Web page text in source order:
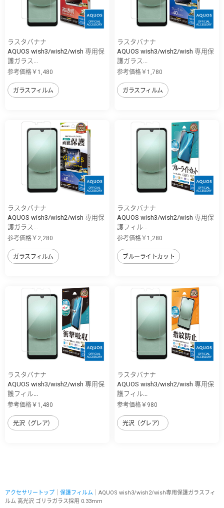
ラスタバナナ
AQUOS wish3/wish2/wish 専用保
護ガラス...
参考価格￥1,480
ガラスフィルム
ラスタバナナ
AQUOS wish3/wish2/wish 専用保
護ガラス...
参考価格￥1,780
ガラスフィルム
ラスタバナナ
AQUOS wish3/wish2/wish 専用保
護ガラス...
参考価格￥2,280
ガラスフィルム
ラスタバナナ
AQUOS wish3/wish2/wish 専用保
護フィル...
参考価格￥1,280
ブルーライトカット
ラスタバナナ
AQUOS wish3/wish2/wish 専用保
護フィル...
参考価格￥1,480
光沢（グレア）
ラスタバナナ
AQUOS wish3/wish2/wish 専用保
護フィル...
参考価格￥980
光沢（グレア）
アクセサリートップ 保護フィルム ｜AQUOS wish3/wish2/wish専用保護ガラスフィ
ルム 高光沢 ゴリラガラス採用 0.33mm